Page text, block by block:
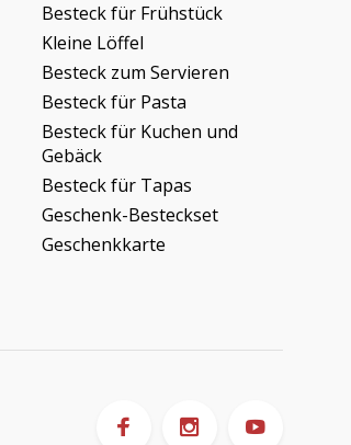
Besteck für Frühstück
Kleine Löffel
Besteck zum Servieren
Besteck für Pasta
Besteck für Kuchen und
Gebäck
Besteck für Tapas
Geschenk-Besteckset
Geschenkkarte